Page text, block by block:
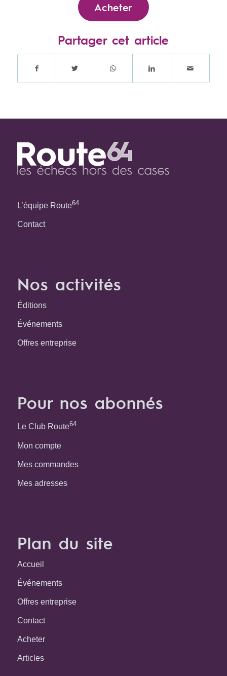
Acheter
Partager cet article
L’équipe Route64
Contact
Nos activités
Éditions
Événements
Offres entreprise
Pour nos abonnés
Le Club Route64
Mon compte
Mes commandes
Mes adresses
Plan du site
Accueil
Événements
Offres entreprise
Contact
Acheter
Articles